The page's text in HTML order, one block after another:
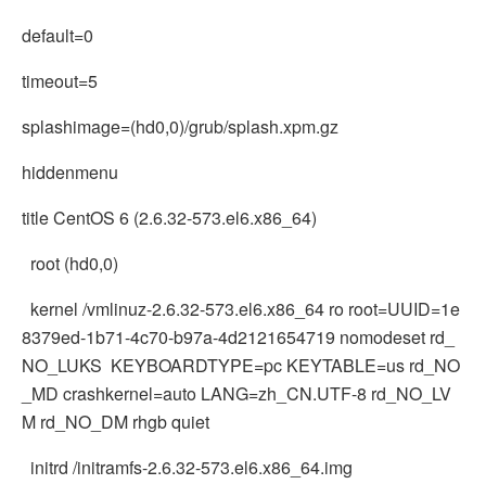
default=0
timeout=5
splashimage=(hd0,0)/grub/splash.xpm.gz
hiddenmenu
title CentOS 6 (2.6.32-573.el6.x86_64)
root (hd0,0)
kernel /vmlinuz-2.6.32-573.el6.x86_64 ro root=UUID=1e
8379ed-1b71-4c70-b97a-4d2121654719 nomodeset rd_
NO_LUKS KEYBOARDTYPE=pc KEYTABLE=us rd_NO
_MD crashkernel=auto LANG=zh_CN.UTF-8 rd_NO_LV
M rd_NO_DM rhgb quiet
initrd /initramfs-2.6.32-573.el6.x86_64.img